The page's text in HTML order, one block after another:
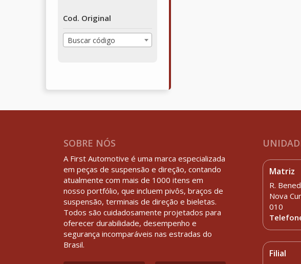
Cod. Original
Buscar código
SOBRE NÓS
A First Automotive é uma marca especializada
em peças de suspensão e direção, contando
atualmente com mais de 1000 itens em
nosso portfólio, que incluem pivôs, braços de
suspensão, terminais de direção e bieletas.
Todos são cuidadosamente projetados para
oferecer durabilidade, desempenho e
segurança incomparáveis nas estradas do
Brasil.
Matriz
R.
Nova
010
Filial